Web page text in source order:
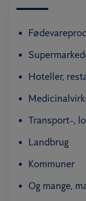
Hoteller,
Transport-,
Landbrug
Kommuner
Og mange,